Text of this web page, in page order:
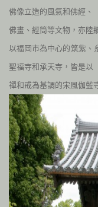
佛像立造的風氣和佛經、
佛畫、經筒等文物，亦陸
以福岡市為中心的筑紫、
聖福寺和承天寺，皆是以
禪和戒為基調的宋風伽藍